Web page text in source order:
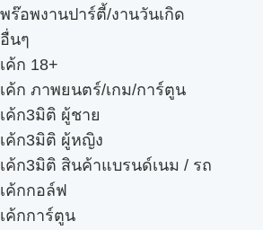
พร๊อพงานปาร์ตี้/งานวันเกิด
อื่นๆ
เค้ก 18+
เค้ก ภาพยนตร์/เกม/การ์ตูน
เค้ก3มิติ ผู้ชาย
เค้ก3มิติ ผู้หญิง
เค้ก3มิติ สินค้าแบรนด์เนม / รถ
เค้กกอล์ฟ
เค้กการ์ตูน